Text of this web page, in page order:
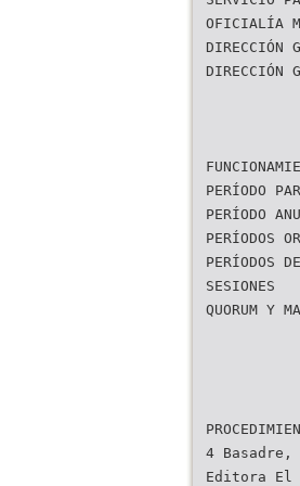
OFICIALÍA
DIRECCIÓN
DIRECCIÓN
PERÍODO
PERÍODO
PERÍODOS
PERÍODOS
SESIONES
QUORUM Y
4
Editora El